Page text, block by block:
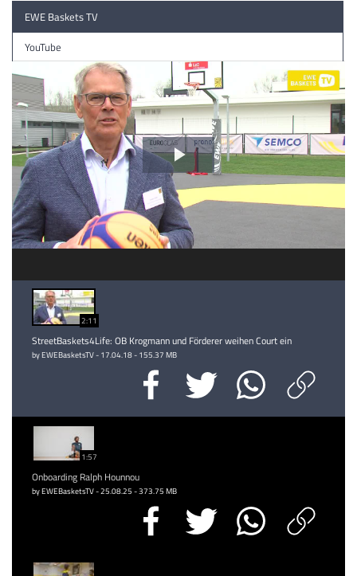
EWE Baskets TV
YouTube
Video
abspielen
2:11
StreetBaskets4Life: OB Krogmann und Förderer weihen Court ein
by EWEBasketsTV - 17.04.18 - 155.37 MB
1:57
Onboarding Ralph Hounnou
by EWEBasketsTV - 25.08.25 - 373.75 MB